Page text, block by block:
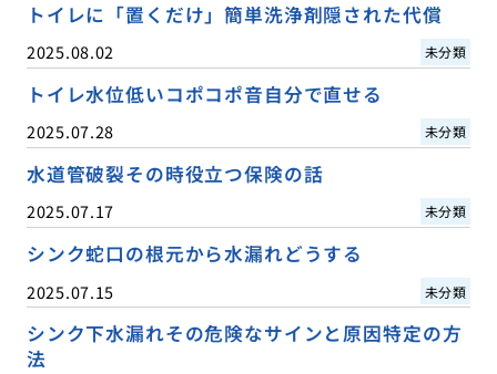
トイレに「置くだけ」簡単洗浄剤隠された代償
2025.08.02 未分類
トイレ水位低いコポコポ音自分で直せる
2025.07.28 未分類
水道管破裂その時役立つ保険の話
2025.07.17 未分類
シンク蛇口の根元から水漏れどうする
2025.07.15 未分類
シンク下水漏れその危険なサインと原因特定の方
法